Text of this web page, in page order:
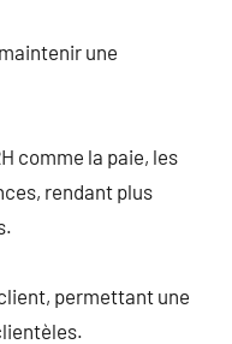
une
comme la paie, les
rendant plus
permettant une